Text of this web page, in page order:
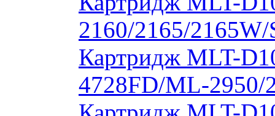
2160/2165/
Картридж MLT-
4728FD/ML-2950/